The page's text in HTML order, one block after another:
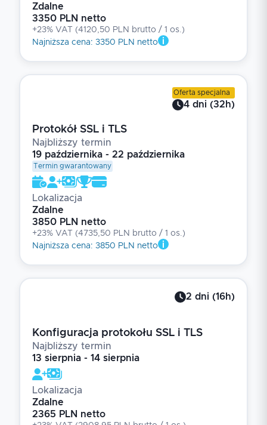
Zdalne
3350 PLN netto
+23% VAT (4120,50 PLN brutto / 1 os.)
Najniższa cena: 3350 PLN netto
Oferta specjalna
4 dni (32 h)
Protokół SSL i TLS
Najbliższy termin
19 października - 22 października
Termin gwarantowany
Lokalizacja
Zdalne
3850 PLN netto
+23% VAT (4735,50 PLN brutto / 1 os.)
Najniższa cena: 3850 PLN netto
2 dni (16h)
Konfiguracja protokołu SSL i TLS
Najbliższy termin
13 sierpnia - 14 sierpnia
Lokalizacja
Zdalne
2365 PLN netto